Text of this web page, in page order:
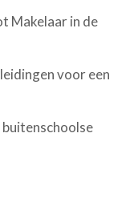
Makelaar in de
voor een